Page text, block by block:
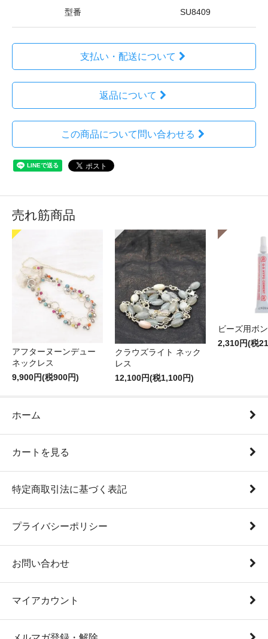
型番 SU8409
支払い・配送について
返品について
この商品について問い合わせる
売れ筋商品
アフターヌーンデュー
ネックレス
9,900円(税900円)
クラウズライト ネック
レス
12,100円(税1,100円)
ビーズ用ボ
2,310円(税
ホーム
カートを見る
特定商取引法に基づく表記
プライバシーポリシー
お問い合わせ
マイアカウント